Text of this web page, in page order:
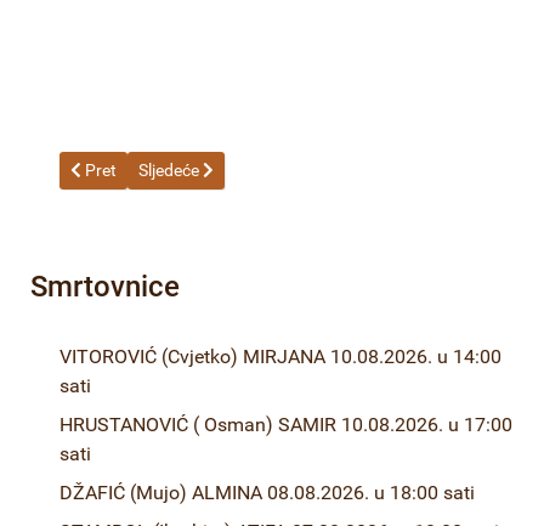
Prethodni članak: 21-23-1 Odluka o izboru najpovoljnijeg
Pret Sljedeći članak: 22-23 Odluka o izboru najpovoljnijeg
Sljedeće
Smrtovnice
VITOROVIĆ (Cvjetko) MIRJANA 10.08.2026. u 14:00
sati
HRUSTANOVIĆ ( Osman) SAMIR 10.08.2026. u 17:00
sati
DŽAFIĆ (Mujo) ALMINA 08.08.2026. u 18:00 sati